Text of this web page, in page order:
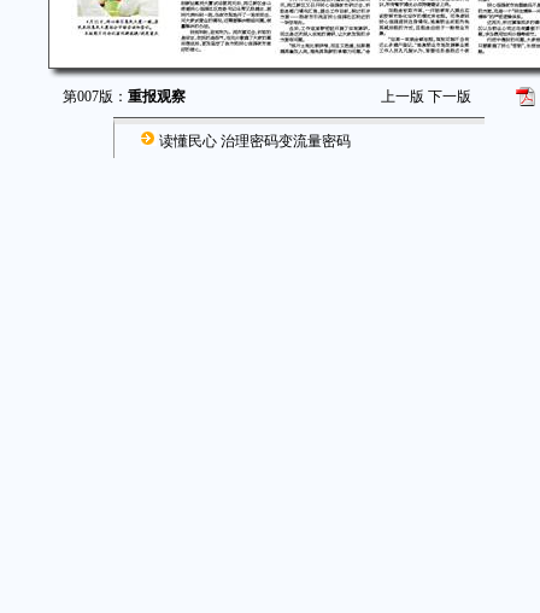
第007版： 重报观察 上一版 下一版
读懂民心 治理密码变流量密码